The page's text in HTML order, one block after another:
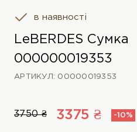
в наявності
LeBERDES Сумка
000000019353
АРТИКУЛ: 00000019353
3750 ₴ 3375 ₴ -10%